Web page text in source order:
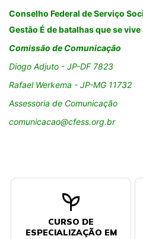
Conselho Federal de Serviço
Gestão É de batalhas que se
Comissão de Comunicação
Diogo Adjuto - JP-DF 7823
Rafael Werkema - JP-MG 11732
Assessoria de Comunicação
comunicacao@cfess.org.br
psychiatry
CURSO DE
ESPECIALIZAÇÃO EM